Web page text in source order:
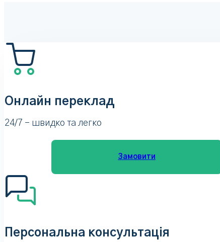
Онлайн переклад
24/7 – швидко та легко
Замовити
Персональна консультація